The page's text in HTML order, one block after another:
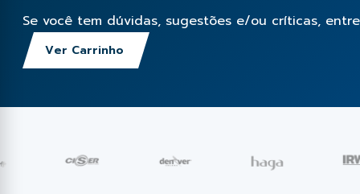
Se você tem dúvidas, sugestões e/ou críticas,
Ver Carrinho